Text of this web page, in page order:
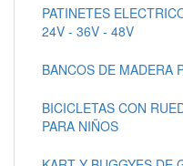
PATINETES
24V - 36V - 48V
BANCOS DE MADERA
BICICLETAS CON
PARA NIÑOS